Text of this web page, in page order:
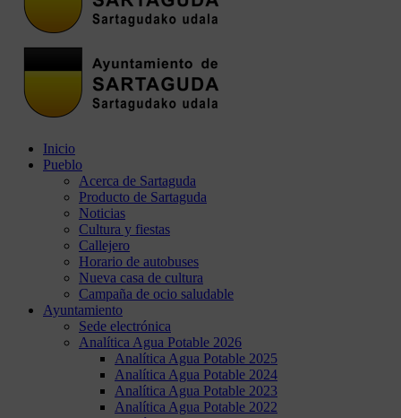
Inicio
Pueblo
Acerca de Sartaguda
Producto de Sartaguda
Noticias
Cultura y fiestas
Callejero
Horario de autobuses
Nueva casa de cultura
Campaña de ocio saludable
Ayuntamiento
Sede electrónica
Analítica Agua Potable 2026
Analítica Agua Potable 2025
Analítica Agua Potable 2024
Analítica Agua Potable 2023
Analítica Agua Potable 2022